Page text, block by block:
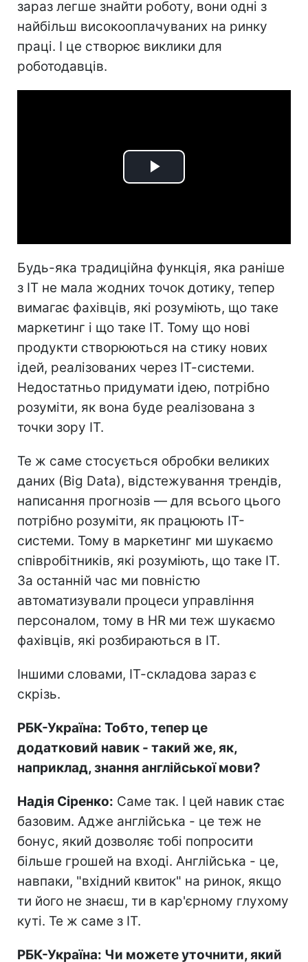
зараз легше знайти роботу, вони одні з
найбільш високооплачуваних на ринку
праці. І це створює виклики для
роботодавців.
Play
Будь-яка традиційна функція, яка раніше
з ІТ не мала жодних точок дотику, тепер
вимагає фахівців, які розуміють, що таке
маркетинг і що таке ІТ. Тому що нові
продукти створюються на стику нових
ідей, реалізованих через ІТ-системи.
Недостатньо придумати ідею, потрібно
розуміти, як вона буде реалізована з
точки зору ІТ.
Те ж саме стосується обробки великих
даних (Big Data), відстежування трендів,
написання прогнозів — для всього цього
потрібно розуміти, як працюють ІТ-
системи. Тому в маркетинг ми шукаємо
співробітників, які розуміють, що таке ІТ.
За останній час ми повністю
автоматизували процеси управління
персоналом, тому в HR ми теж шукаємо
фахівців, які розбираються в ІТ.
Іншими словами, ІТ-складова зараз є
скрізь.
РБК-Україна: Тобто, тепер це
додатковий навик - такий же, як,
наприклад, знання англійської мови?
Надія Сіренко: Саме так. І цей навик стає
базовим. Адже англійська - це теж не
бонус, який дозволяє тобі попросити
більше грошей на вході. Англійська - це,
навпаки, "вхідний квиток" на ринок, якщо
ти його не знаєш, ти в кар'єрному глухому
куті. Те ж саме з ІТ.
РБК-Україна: Чи можете уточнити, який